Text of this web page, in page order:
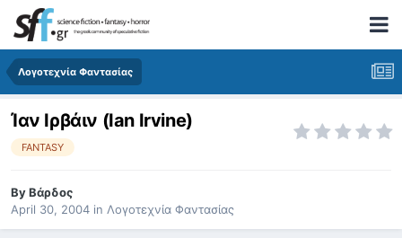
Λογοτεχνία Φαντασίας
Ίαν Ιρβάιν (Ian Irvine)
FANTASY
ByΒάρδος
April 30, 2004 in Λογοτεχνία Φαντασίας